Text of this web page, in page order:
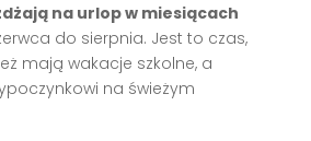
na urlop w miesiącach
do sierpnia. Jest to czas,
mają wakacje szkolne, a
na świeżym